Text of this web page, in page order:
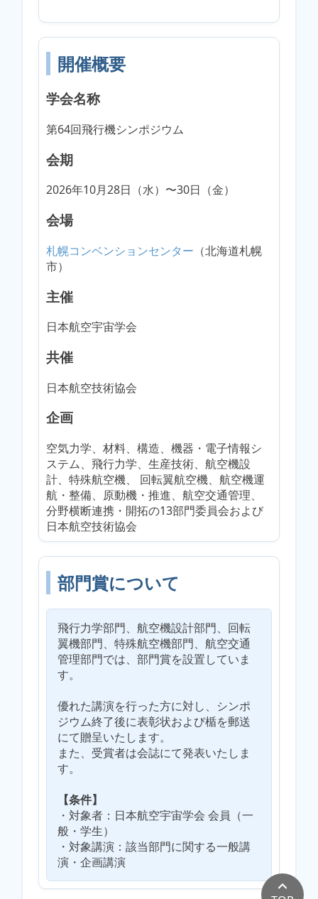
開催概要
学会名称
第64回飛行機シンポジウム
会期
2026年10月28日（水）〜30日（金）
会場
札幌コンベンションセンター （北海道札幌
市）
主催
日本航空宇宙学会
共催
日本航空技術協会
企画
空気力学、材料、構造、機器・電子情報シ
ステム、飛行力学、生産技術、航空機設
計、特殊航空機、 回転翼航空機、航空機運
航・整備、原動機・推進、航空交通管理、
分野横断連携・開拓の13部門委員会および
日本航空技術協会
部門賞について
飛行力学部門、航空機設計部門、回転
翼機部門、特殊航空機部門、航空交通
管理部門では、部門賞を設置していま
す。
優れた講演を行った方に対し、シンポ
ジウム終了後に表彰状および楯を郵送
にて贈呈いたします。
また、受賞者は会誌にて発表いたしま
す。
【条件】
・対象者：日本航空宇宙学会 会員（一
般・学生）
・対象講演：該当部門に関する一般講
演・企画講演